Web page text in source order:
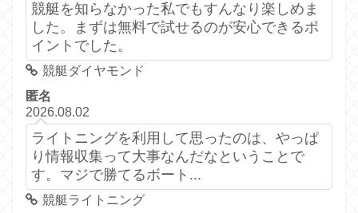
競艇を知らなかった私でもすんなり楽しめま
した。まずは無料で試せるのが安心できるポ
イントでした。
競艇ダイヤモンド
匿名
2026.08.02
ライトニングを利用して思ったのは、やっぱ
り情報収集って大事なんだなということで
す。マジで勝てるボート...
競艇ライトニング